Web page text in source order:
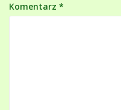
Komentarz *